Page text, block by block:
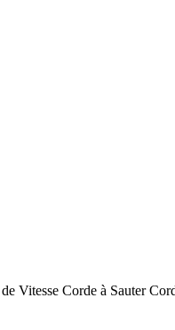
Vitesse Corde à Sauter